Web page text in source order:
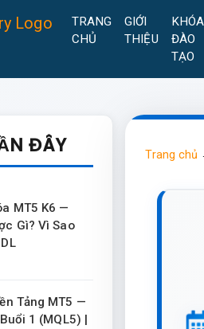
TRANG
CHỦ
GIỚI
THIỆU
KHÓA
ĐÀO
TẠO
ĐÂY
MT5 K6 —
Gì? Vì Sao
Tảng MT5 —
1 (MQL5) |
Trang chủ